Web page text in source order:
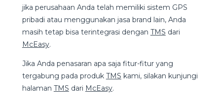
jika perusahaan Anda telah memiliki sistem GPS
pribadi atau menggunakan jasa brand lain, Anda
masih tetap bisa terintegrasi dengan TMS dari
McEasy.
Jika Anda penasaran apa saja fitur-fitur yang
tergabung pada produk TMS kami, silakan kunjungi
halaman TMS dari McEasy.